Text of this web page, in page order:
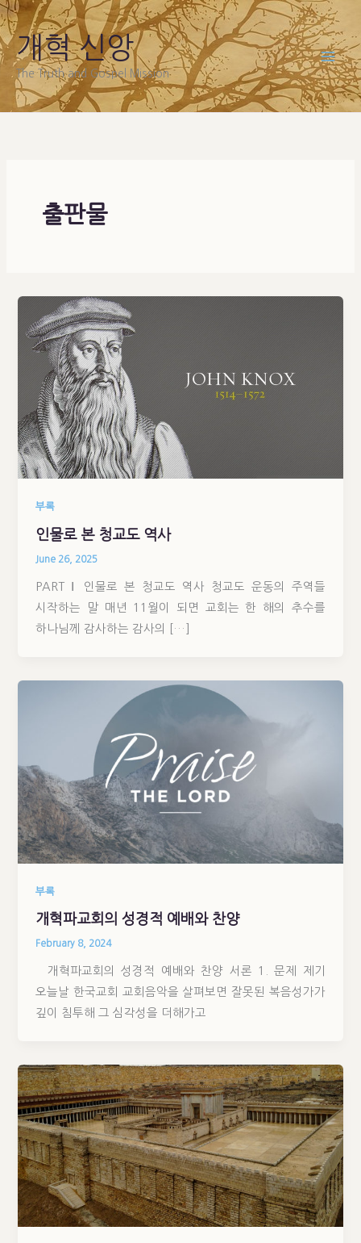
Skip
to
content
개혁 신앙
The Truth and Gospel Mission
출판물
부록
인물로 본 청교도 역사
June 26, 2025
PART Ⅰ 인물로 본 청교도 역사 청교도 운동의 주역들
시작하는 말 매년 11월이 되면 교회는 한 해의 추수를
하나님께 감사하는 감사의 […]
부록
개혁파교회의 성경적 예배와 찬양
February 8, 2024
개혁파교회의 성경적 예배와 찬양 서론 1. 문제 제기
오늘날 한국교회 교회음악을 살펴보면 잘못된 복음성가가
깊이 침투해 그 심각성을 더해가고